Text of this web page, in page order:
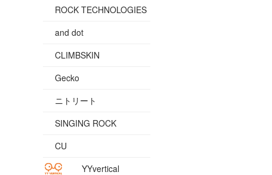
ROCK TECHNOLOGIES
and dot
CLIMBSKIN
Gecko
ニトリート
SINGING ROCK
CU
YYvertical